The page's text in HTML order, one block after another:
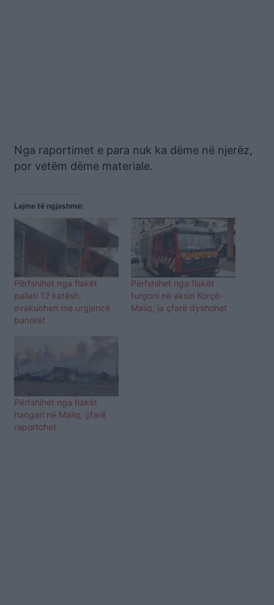
Nga raportimet e para nuk ka dëme në njerëz,
por vetëm dëme materiale.
Lajme të ngjashme:
Përfshihet nga flakët
pallati 12 katësh,
evakuohen me urgjencë
banorët
Përfshihet nga flakët
furgoni në aksin Korçë-
Maliq, ja çfarë dyshohet
Përfshihet nga flakët
hangari në Maliq, çfarë
raportohet